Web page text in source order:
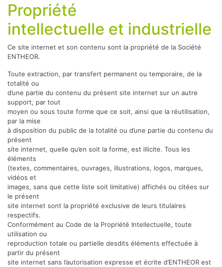
Propriété
intellectuelle et industrielle
Ce site internet et son contenu sont la propriété de la Société
ENTHEOR.
Toute extraction, par transfert permanent ou temporaire, de la
totalité ou
d’une partie du contenu du présent site internet sur un autre
support, par tout
moyen ou sous toute forme que ce soit, ainsi que la réutilisation,
par la mise
à disposition du public de la totalité ou d’une partie du contenu du
présent
site internet, quelle qu’en soit la forme, est illicite. Tous les
éléments
(textes, commentaires, ouvrages, illustrations, logos, marques,
vidéos et
images, sans que cette liste soit limitative) affichés ou citées sur
le présent
site internet sont la propriété exclusive de leurs titulaires
respectifs.
Conformément au Code de la Propriété Intellectuelle, toute
utilisation ou
reproduction totale ou partielle desdits éléments effectuée à
partir du présent
site internet sans l’autorisation expresse et écrite d’ENTHEOR est